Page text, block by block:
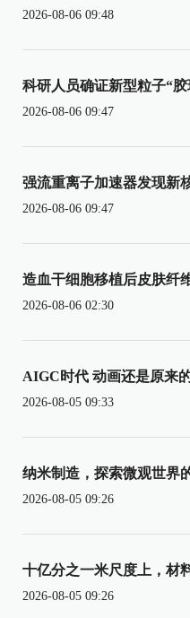
2026-08-06 09:48
科研人员确证新型粒子“
2026-08-06 09:47
强流重离子加速器发现新
2026-08-06 09:47
造血干细胞移植后皮肤纤
2026-08-06 02:30
AIGC时代 动画还是原来
2026-08-05 09:33
纳米制造，探索微观世界
2026-08-05 09:26
十亿分之一米尺度上，材
2026-08-05 09:26